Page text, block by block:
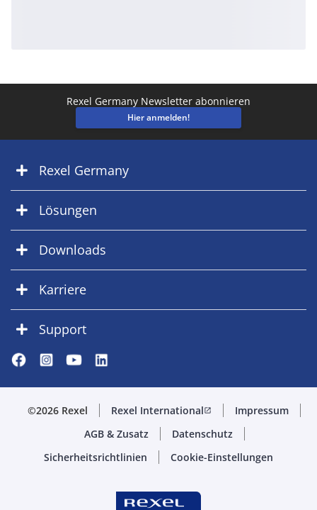
Rexel Germany Newsletter abonnieren
Hier anmelden!
Rexel Germany
Lösungen
Downloads
Karriere
Support
©2026 Rexel Rexel Internationalopen_in_new
Impressum
AGB & Zusatz
Datenschutz
Sicherheitsrichtlinien
Cookie-Einstellungen